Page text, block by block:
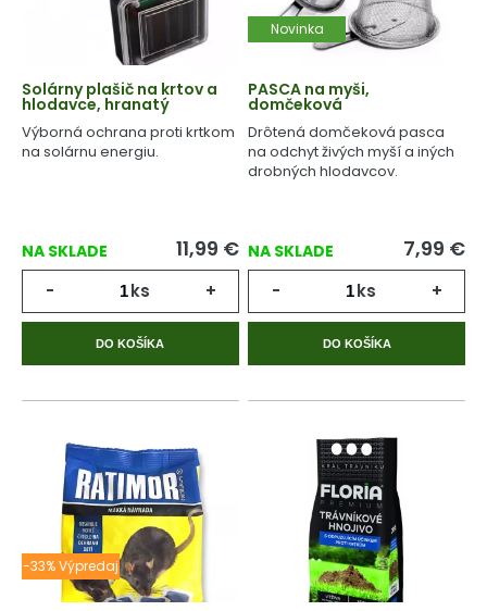
Solárny plašič na krtov a
hlodavce, hranatý
Výborná ochrana proti krtkom
na solárnu energiu.
NA SKLADE 11,99 €
- ks +
DO KOŠÍKA
Novinka
PASCA na myši,
domčeková
Drôtená domčeková pasca
na odchyt živých myší a iných
drobných hlodavcov.
NA SKLADE 7,99 €
- ks +
DO KOŠÍKA
-33% Výpredaj